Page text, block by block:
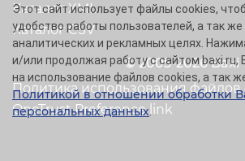
© 2005-2026 Baxi
Каталог XML
Каталог CSV
Политика использования файлов
OneTrust Preference link
Этот сайт использует файлы cookies,
удобство работы пользователей, а так же
аналитических и рекламных целях.
и/или продолжая работу с сайтом baxi.ru,
на использование файлов cookies, а так
Политикой в отношении обработки
персональных данных.